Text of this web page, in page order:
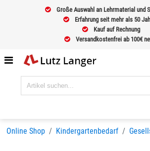
Große Auswahl an Lehrmaterial und
Erfahrung seit mehr als 50
Kauf auf Rechnung
Versandkostenfrei ab 100€
Online Shop Kindergartenbedarf